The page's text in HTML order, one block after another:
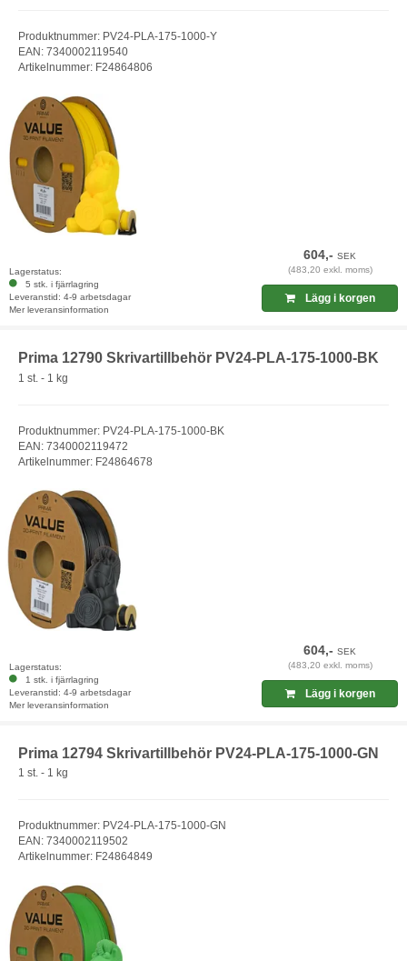
Produktnummer: PV24-PLA-175-1000-Y
EAN: 7340002119540
Artikelnummer: F24864806
Lagerstatus:
5 stk. i fjärrlagring
Leveranstid: 4-9 arbetsdagar
Mer leveransinformation
604,-SEK
(483,20 exkl. moms)
Lägg i korgen
Prima 12790 Skrivartillbehör PV24-PLA-175-1000-BK
1 st. - 1 kg
Produktnummer: PV24-PLA-175-1000-BK
EAN: 7340002119472
Artikelnummer: F24864678
Lagerstatus:
1 stk. i fjärrlagring
Leveranstid: 4-9 arbetsdagar
Mer leveransinformation
604,-SEK
(483,20 exkl. moms)
Lägg i korgen
Prima 12794 Skrivartillbehör PV24-PLA-175-1000-GN
1 st. - 1 kg
Produktnummer: PV24-PLA-175-1000-GN
EAN: 7340002119502
Artikelnummer: F24864849